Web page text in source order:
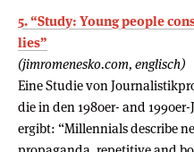
5. “Study: Young people
lies”
(jimromenesko.com, englisch)
Eine Studie von
die in den 1980er- and
ergibt: “Millennials describe